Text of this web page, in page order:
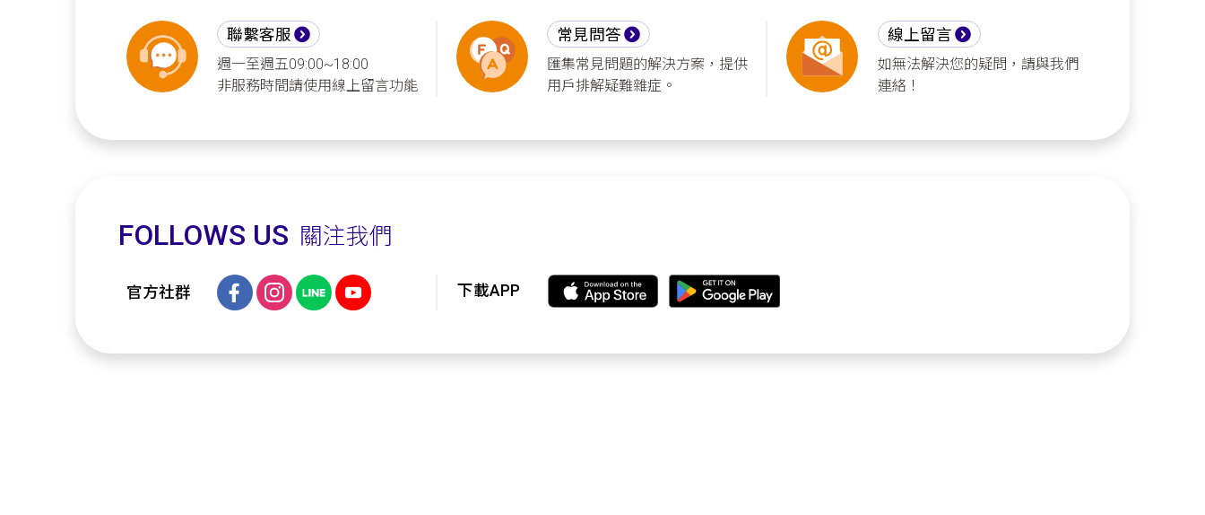
聯繫客服
週一至週五09:00~18:00
非服務時間請使用線上留言功能
常見問答
匯集常見問題的解決方案，提供
用戶排解疑難雜症。
線上留言
如無法解決您的疑問，請與我們
連絡！
FOLLOWS US 關注我們
官方社群 下載APP